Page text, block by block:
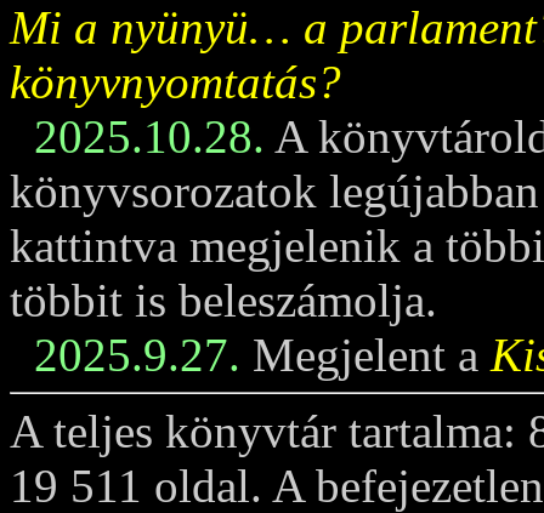
Mi a nyünyü… a
könyvnyomtatás?
2025.10.28. A
könyvsorozatok
kattintva megjelenik a
többit is beleszámolja.
2025.9.27. Megjelent a
A teljes könyvtár tartalma:
19 511 oldal. A